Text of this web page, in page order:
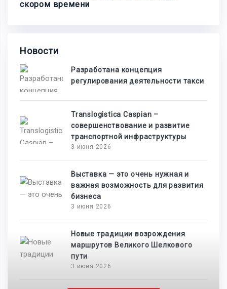
скором времени
Новости
Разработана концепция
регулирования деятельности такси
Translogistica Caspian –
совершенствование и развитие
транспортной инфраструктуры
3 июня 2026
Выставка — это очень нужная и
важная возможность для развития
бизнеса
3 июня 2026
Новые традиции возрождения
маршрутов Великого Шелкового
пути
3 июня 2026